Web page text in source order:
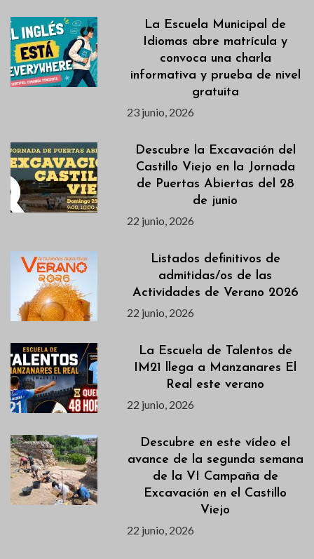
La Escuela Municipal de
Idiomas abre matrícula y
convoca una charla
informativa y prueba de nivel
gratuita
23 junio, 2026
Descubre la Excavación del
Castillo Viejo en la Jornada
de Puertas Abiertas del 28
de junio
22 junio, 2026
Listados definitivos de
admitidas/os de las
Actividades de Verano 2026
22 junio, 2026
La Escuela de Talentos de
IM21 llega a Manzanares El
Real este verano
22 junio, 2026
Descubre en este vídeo el
avance de la segunda semana
de la VI Campaña de
Excavación en el Castillo
Viejo
22 junio, 2026